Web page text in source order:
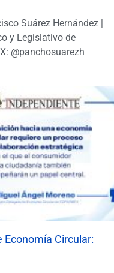
Suárez Hernández |
y Legislativo de
@panchosuarezh
Economía Circular: